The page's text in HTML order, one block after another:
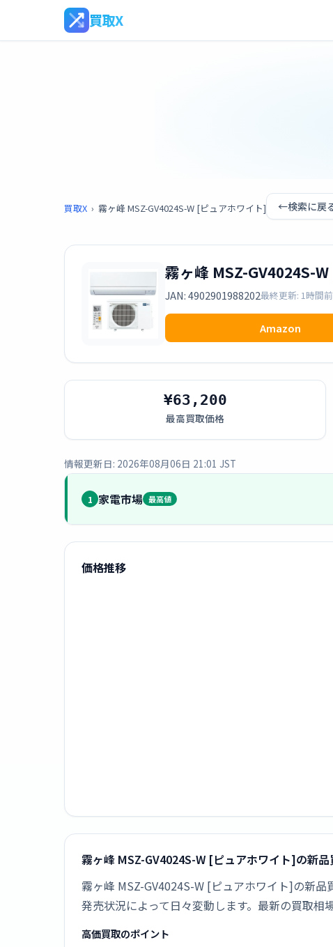
買取X
買取X › 霧ヶ峰 MSZ-GV4024S-W [ピュアホワイト] ←検索に戻
霧ヶ峰 MSZ-GV4024S-
JAN: 4902901988202最終更新: 1時間前
Amazon
¥63,200
最高買取価格
情報更新日: 2026年08月06日 21:01 JST
1 家電市場 最高値
価格推移
霧ヶ峰 MSZ-GV4024S-W [ピュアホワイト]の新
霧ヶ峰 MSZ-GV4024S-W [ピュアホワイト]の新
発売状況によって日々変動します。最新の買取相
高価買取のポイント